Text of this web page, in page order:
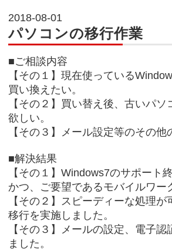
2018-08-01
パソコンの移行作業
■ご相談内容
【その１】現在使っている
買い換えたい。
【その２】買い替え後、古いパ
欲しい。
【その３】メール設定等のその他
■解決結果
【その１】Windows7のサポート
かつ、ご要望であるモバイルワー
【その２】スピーディーな処理
移行を実施しました。
【その３】メールの設定、電子
ました。